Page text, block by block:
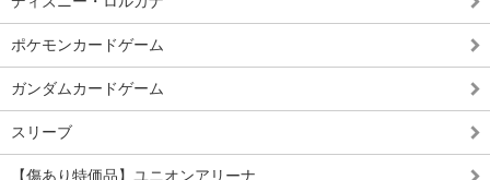
ポケモンカードゲーム
ガンダムカードゲーム
スリーブ
【傷あり特価品】ユニオンアリーナ